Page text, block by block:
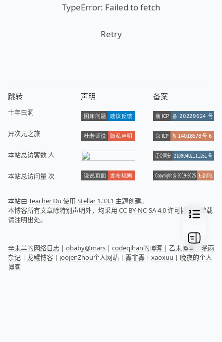
TypeError: Failed to fetch
Retry
跳转
十年虫洞
异次元之旅
本站总访客数 人
本站总访问量次
声明 备案
本站由 Teacher Du 使用 Stellar 1.33.1 主题创建。
本博客所有文章除特别声明外，均采用 CC BY-NC-SA 4.0许可协议，转载
请注明出处。
辛未羊的网络日志 | obaby@mars | codeqihan的博客 | 乙未博客 | 晓雨
杂记 | 龙鲲博客 | joojenZhou个人网站 | 雾非雾 | xaoxuu | 晚夜的个人
博客